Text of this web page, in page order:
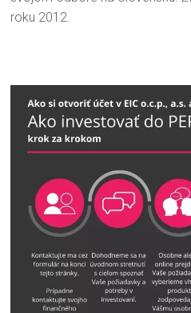
roku 2012.